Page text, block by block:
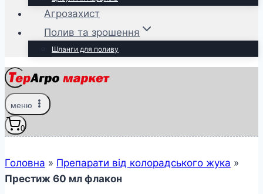
Агрозахист
Полив та зрошення
Шланги для поливу
меню
0
Головна » Препарати від колорадського жука »
Престиж 60 мл флакон